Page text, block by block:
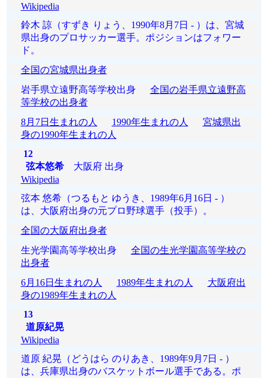
Wikipedia
鈴木 諒（すずき りょう、1990年8月7日 - ）は、宮城
県出身のプロサッカー選手。ポジションはフォワー
ド。
全国の宮城県出身者
岩手県立遠野高等学校出身 全国の岩手県立遠野高
等学校の出身者
8月7日生まれの人
1990年生まれの人
宮城県出
身の1990年生まれの人
12
弦本悠希大阪府 出身
Wikipedia
弦本 悠希（つるもと ゆうき、1989年6月16日 - ）
は、大阪府出身の元プロ野球選手（投手）。
全国の大阪府出身者
生光学園高等学校出身 全国の生光学園高等学校の
出身者
6月16日生まれの人
1989年生まれの人
大阪府出
身の1989年生まれの人
13
道原紀晃
Wikipedia
道原 紀晃（どうはら のりあき、1989年9月7日 - ）
は、兵庫県出身のバスケットボール選手である。ポ